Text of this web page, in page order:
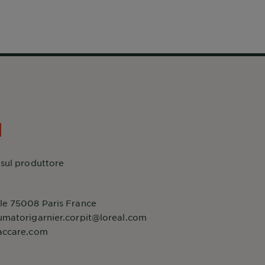
produttore
75008 Paris France